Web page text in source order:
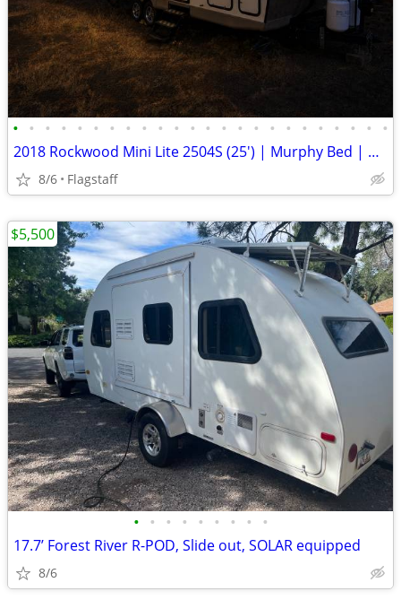
• • • • • • • • • • • • • • • • • • • • • • • •
2018 Rockwood Mini Lite 2504S (25') | Murphy Bed | Double Bunks | Turn
8/6 Flagstaff
• • • • • • • • •
17.7’ Forest River R-POD, Slide out, SOLAR equipped
8/6
$5,500